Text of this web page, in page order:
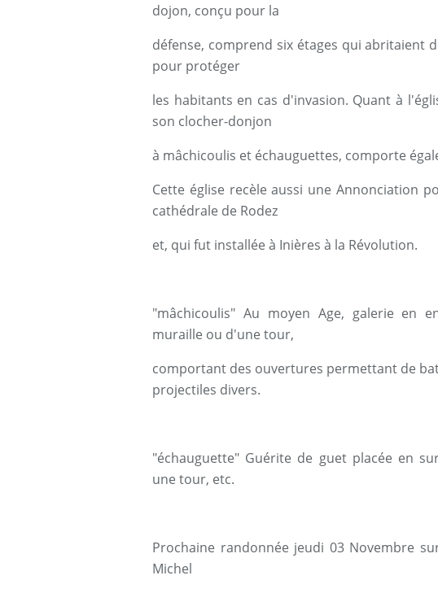
dojon, conçu pour la
défense, comprend six étages qui abritaient
pour protéger
les habitants en cas d'invasion. Quant à
son clocher-donjon
à mâchicoulis et échauguettes, comporte
Cette église recèle aussi une Annonciation
cathédrale de Rodez
et, qui fut installée à Inières à la Révolution.
"mâchicoulis" Au moyen Age, galerie en
muraille ou d'une tour,
comportant des ouvertures permettant de
projectiles divers.
"échauguette" Guérite de guet placée en
une tour, etc.
Prochaine randonnée jeudi 03 Novembre
Michel